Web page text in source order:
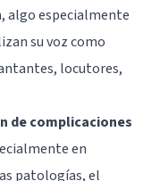
algo especialmente
su voz como
locutores,
de complicaciones
en
patologías, el